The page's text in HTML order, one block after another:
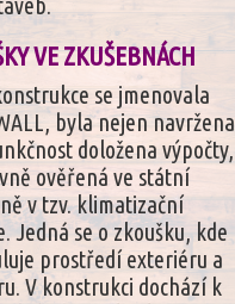
VE ZKUŠEBNÁCH
se jmenovala
byla nejen navržena
doložena výpočty,
ověřená ve státní
v tzv. klimatizační
Jedná se o zkoušku, kde
prostředí exteriéru a
V konstrukci dochází k